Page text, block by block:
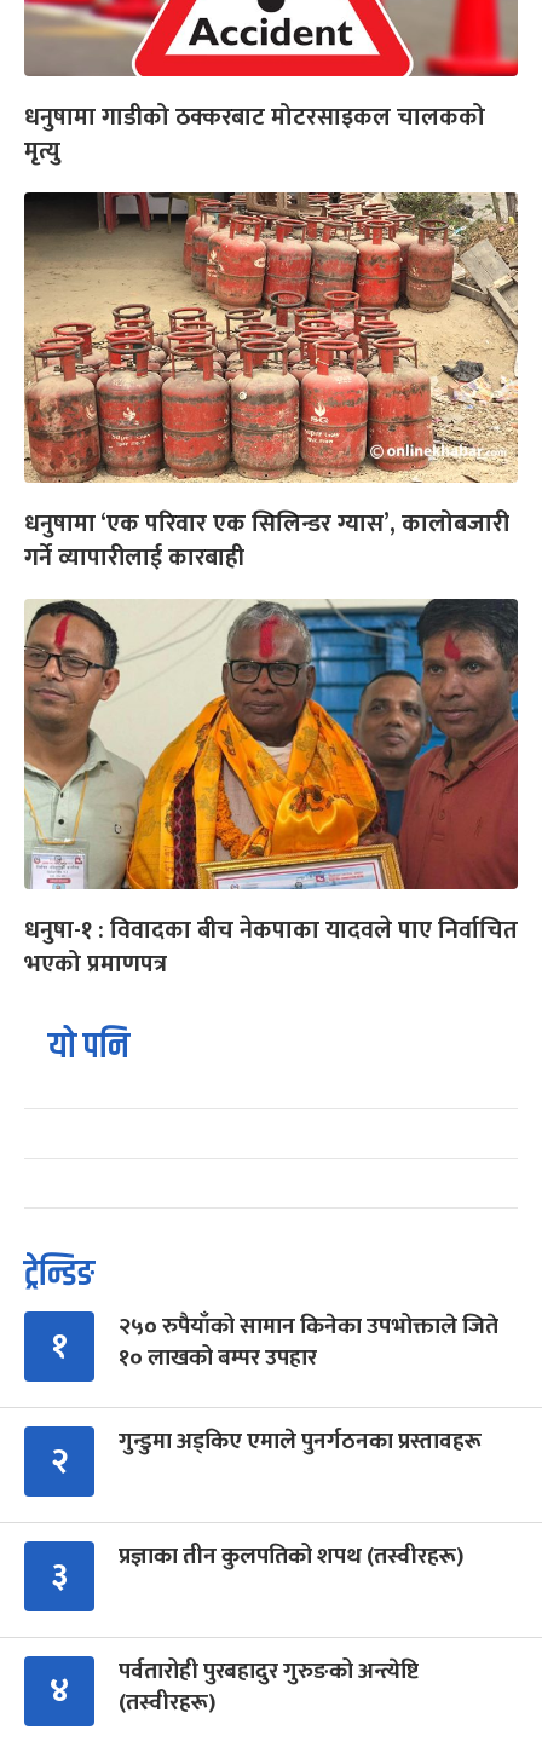
धनुषामा गाडीको ठक्करबाट मोटरसाइकल चालकको
मृत्यु
धनुषामा ‘एक परिवार एक सिलिन्डर ग्यास’, कालोबजारी
गर्ने व्यापारीलाई कारबाही
धनुषा-१ : विवादका बीच नेकपाका यादवले पाए निर्वाचित
भएको प्रमाणपत्र
यो पनि
ट्रेन्डिङ
१
२५० रुपैयाँको सामान किनेका उपभोक्ताले जिते
१० लाखको बम्पर उपहार
२ गुन्डुमा अड्किए एमाले पुनर्गठनका प्रस्तावहरू
३ प्रज्ञाका तीन कुलपतिको शपथ (तस्वीरहरू)
४
पर्वतारोही पुरबहादुर गुरुङको अन्त्येष्टि
(तस्वीरहरू)